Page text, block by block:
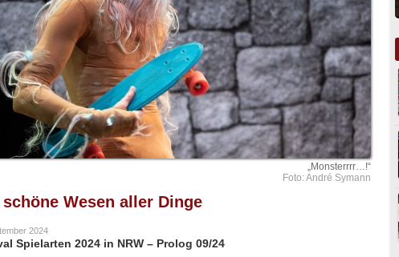
„Monsterrrr…!“
Foto: André Symann
schöne Wesen aller Dinge
2024
Spielarten 2024 in NRW – Prolog 09/24